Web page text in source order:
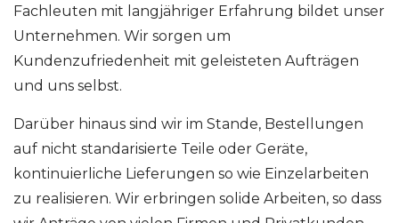
Fachleuten mit langjähriger Erfahrung bildet unser
Unternehmen. Wir sorgen um
Kundenzufriedenheit mit geleisteten Aufträgen
und uns selbst.
Darüber hinaus sind wir im Stande, Bestellungen
auf nicht standarisierte Teile oder Geräte,
kontinuierliche Lieferungen so wie Einzelarbeiten
zu realisieren. Wir erbringen solide Arbeiten, so dass